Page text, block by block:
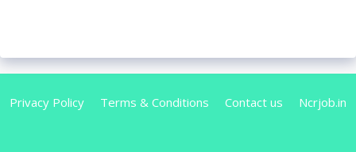
Privacy Policy Terms & Conditions Contact us Ncrjob.in